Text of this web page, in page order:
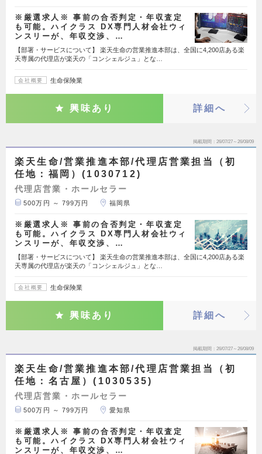
※厳選求人※ 事前の合否判定・年収査定
も可能。ハイクラス DX専門人材会社ウィ
ンスリーが、年収交渉、…
【部署・サービスについて】 楽天生命の営業推進本部は、全国に4,200店ある楽
天専属の代理店が楽天の「コンシェルジュ」とな…
会社概要 生命保険業
興味あり 詳細へ
掲載期間 26/07/27～26/08/09
楽天生命/営業推進本部/代理店営業担当（初
任地：福岡）(1030712)
代理店営業・ホールセラー
500万円 ～ 799万円 福岡県
※厳選求人※ 事前の合否判定・年収査定
も可能。ハイクラス DX専門人材会社ウィ
ンスリーが、年収交渉、…
【部署・サービスについて】 楽天生命の営業推進本部は、全国に4,200店ある楽
天専属の代理店が楽天の「コンシェルジュ」とな…
会社概要 生命保険業
興味あり 詳細へ
掲載期間 26/07/27～26/08/09
楽天生命/営業推進本部/代理店営業担当（初
任地：名古屋）(1030535)
代理店営業・ホールセラー
500万円 ～ 799万円 愛知県
※厳選求人※ 事前の合否判定・年収査定
も可能。ハイクラス DX専門人材会社ウィ
ンスリーが、年収交渉、…